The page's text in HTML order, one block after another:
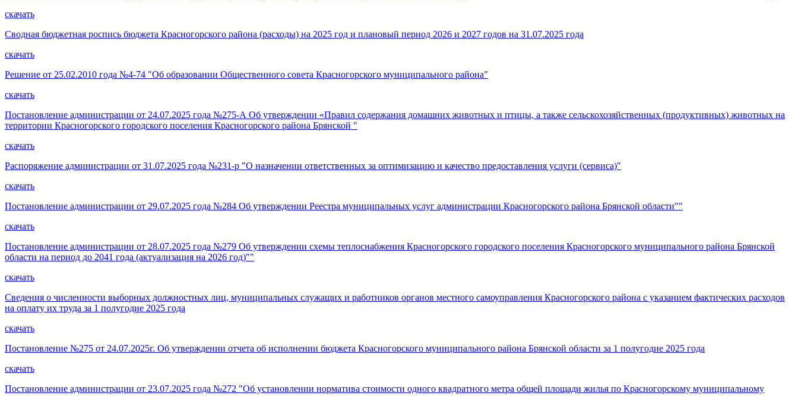
скачать
Сводная бюджетная роспись бюджета Красногорского района (расходы) на 2025 год и плановый период 2026 и 2027 годов на 31.07.2025 года
скачать
Решение от 25.02.2010 года №4-74 "Об образовании Общественного совета Красногорского муниципального района"
скачать
Постановление администрации от 24.07.2025 года №275-А Об утверждении «Правил содержания домашних животных и птицы, а также сельскохозяйственных (продуктивных) животных на
территории Красногорского городского поселения Красногорского района Брянской "
скачать
Распоряжение администрации от 31.07.2025 года №231-р "О назначении ответственных за оптимизацию и качество предоставления услуги (сервиса)"
скачать
Постановление администрации от 29.07.2025 года №284 Об утверждении Реестра муниципальных услуг администрации Красногорского района Брянской области""
скачать
Постановление администрации от 28.07.2025 года №279 Об утверждении схемы теплоснабжения Красногорского городского поселения Красногорского муниципального района Брянской
области на период до 2041 года (актуализация на 2026 год)""
скачать
Сведения о численности выборных должностных лиц, муниципальных служащих и работников органов местного самоуправления Красногорского района с указанием фактических расходов
на оплату их труда за 1 полугодие 2025 года
скачать
Постановление №275 от 24.07.2025г. Об утверждении отчета об исполнении бюджета Красногорского муниципального района Брянской области за 1 полугодие 2025 года
скачать
Постановление администрации от 23.07.2025 года №272 "Об установлении норматива стоимости одного квадратного метра общей площади жилья по Красногорскому муниципальному